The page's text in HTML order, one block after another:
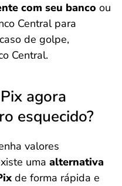
com seu banco ou
Central para
de golpe,
Central.
agora
esquecido?
valores
uma alternativa
de forma rápida e